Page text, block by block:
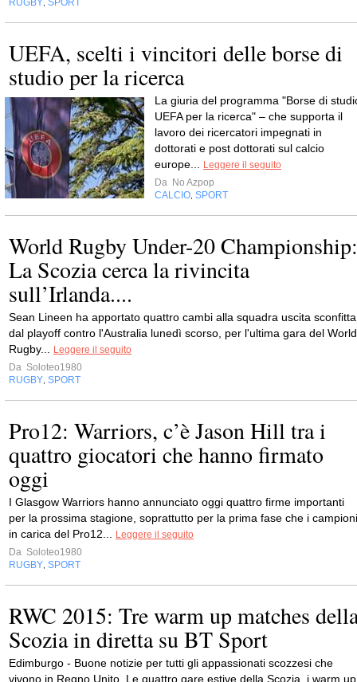
RUGBY, SPORT
UEFA, scelti i vincitori delle borse di
studio per la ricerca
La giuria del programma "Borse di
UEFA per la ricerca" – che supporta il
lavoro dei ricercatori impegnati in
dottorati e post dottorati sul calcio
europe... Leggere il seguito
Da No Azpop
CALCIO, SPORT
World Rugby Under-20 Championship:
La Scozia cerca la rivincita
sull’Irlanda....
Sean Lineen ha apportato quattro cambi alla squadra uscita sconfitta
dal playoff contro l'Australia lunedì scorso, per l'ultima gara del World
Rugby... Leggere il seguito
Da Soloteo1980
RUGBY, SPORT
Pro12: Warriors, c’è Jason Hill tra i
quattro giocatori che hanno firmato
oggi
I Glasgow Warriors hanno annunciato oggi quattro firme importanti
per la prossima stagione, soprattutto per la prima fase che i campioni
in carica del Pro12... Leggere il seguito
Da Soloteo1980
RUGBY, SPORT
RWC 2015: Tre warm up matches
Scozia in diretta su BT Sport
Edimburgo - Buone notizie per tutti gli appassionati scozzesi che
vivono in Regno Unito. Le quattro gare estive della Scozia, i warm up